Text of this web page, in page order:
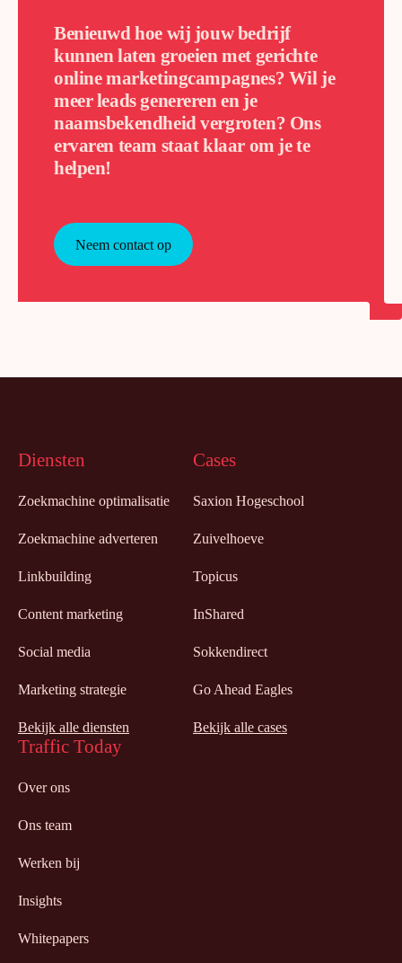
Benieuwd hoe wij jouw bedrijf
kunnen laten groeien met gerichte
online marketingcampagnes? Wil je
meer leads genereren en je
naamsbekendheid vergroten? Ons
ervaren team staat klaar om je te
helpen!
Neem contact op
Diensten
Zoekmachine optimalisatie
Zoekmachine adverteren
Linkbuilding
Content marketing
Social media
Marketing strategie
Bekijk alle diensten
Cases
Saxion Hogeschool
Zuivelhoeve
Topicus
InShared
Sokkendirect
Go Ahead Eagles
Bekijk alle cases
Traffic Today
Over ons
Ons team
Werken bij
Insights
Whitepapers